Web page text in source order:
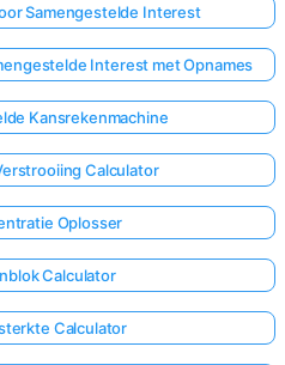
Samengestelde Interest
Interest met Opnames
Kansrekenmachine
Calculator
Oplosser
Calculator
Calculator